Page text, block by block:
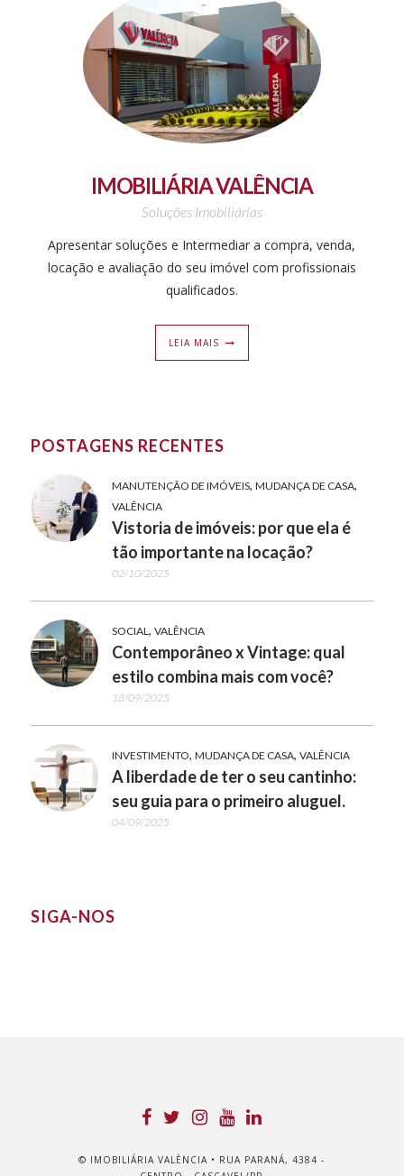
IMOBILIÁRIA VALÊNCIA
Soluções Imobiliárias
Apresentar soluções e Intermediar a compra, venda,
locação e avaliação do seu imóvel com profissionais
qualificados.
LEIA MAIS
POSTAGENS RECENTES
MANUTENÇÃO DE IMÓVEIS, MUDANÇA DE CASA,
VALÊNCIA
Vistoria de imóveis: por que ela é
tão importante na locação?
02/10/2025
SOCIAL, VALÊNCIA
Contemporâneo x Vintage: qual
estilo combina mais com você?
18/09/2025
INVESTIMENTO, MUDANÇA DE CASA, VALÊNCIA
A liberdade de ter o seu cantinho:
seu guia para o primeiro aluguel.
04/09/2025
SIGA-NOS
© IMOBILIÁRIA VALÈNCIA • RUA PARANÁ, 4384 -